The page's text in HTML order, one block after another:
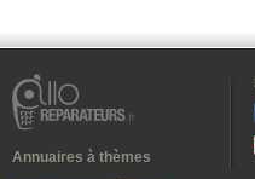
Annuaires à thèmes